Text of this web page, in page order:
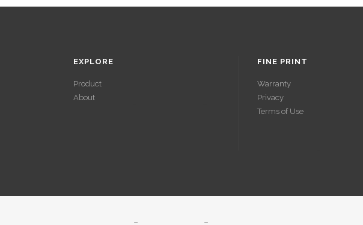
EXPLORE
Product
About
VÉRIFICATI
FINE PRINT
Warranty
Privacy
Terms of Use
GAINS
À SES